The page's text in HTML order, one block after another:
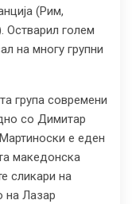
(Рим,
Остварил голем
на многу групни
група современи
со Димитар
е еден
македонска
сликари на
на Лазар